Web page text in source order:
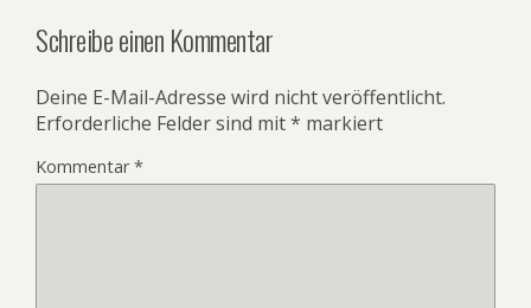
Schreibe einen Kommentar
Deine E-Mail-Adresse wird nicht veröffentlicht.
Erforderliche Felder sind mit* markiert
Kommentar*